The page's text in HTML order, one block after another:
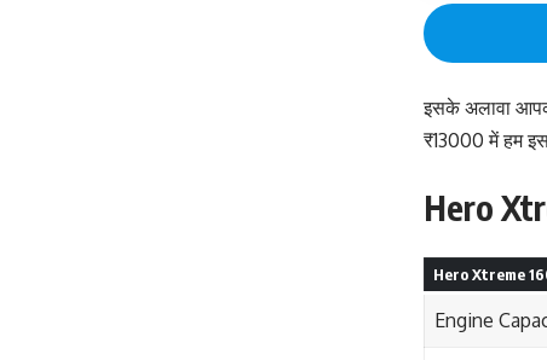
इसके अलावा
₹13000 में हम
Hero
Hero Xtreme
Engine